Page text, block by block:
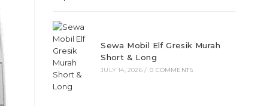
Sewa Mobil Elf Gresik Murah
Short & Long
JULY 14, 2026 / 0 COMMENTS